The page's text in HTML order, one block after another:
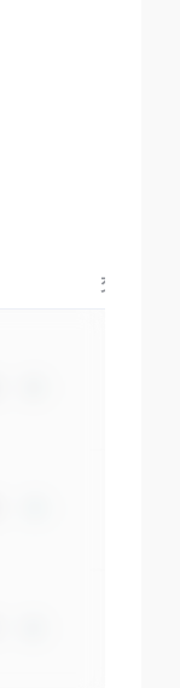
交易产品